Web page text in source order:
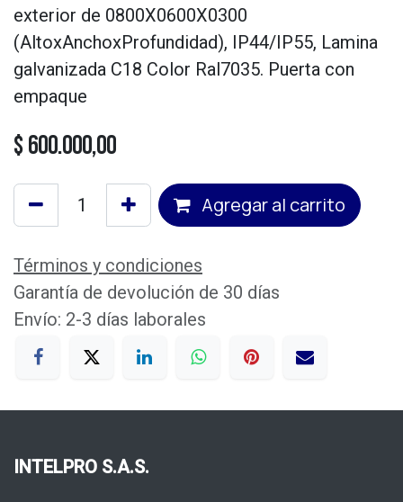
exterior de 0800X0600X0300
(AltoxAnchoxProfundidad), IP44/IP55, Lamina
galvanizada C18 Color Ral7035. Puerta con
empaque
$ 600.000,00
Agregar al carrito
Términos y condiciones
Garantía de devolución de 30 días
Envío: 2-3 días laborales
INTELPRO S.A.S.